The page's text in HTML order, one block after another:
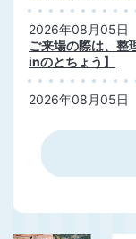
2026年08月05日
ご来場の際は、整
inのとちょう】
2026年08月05日